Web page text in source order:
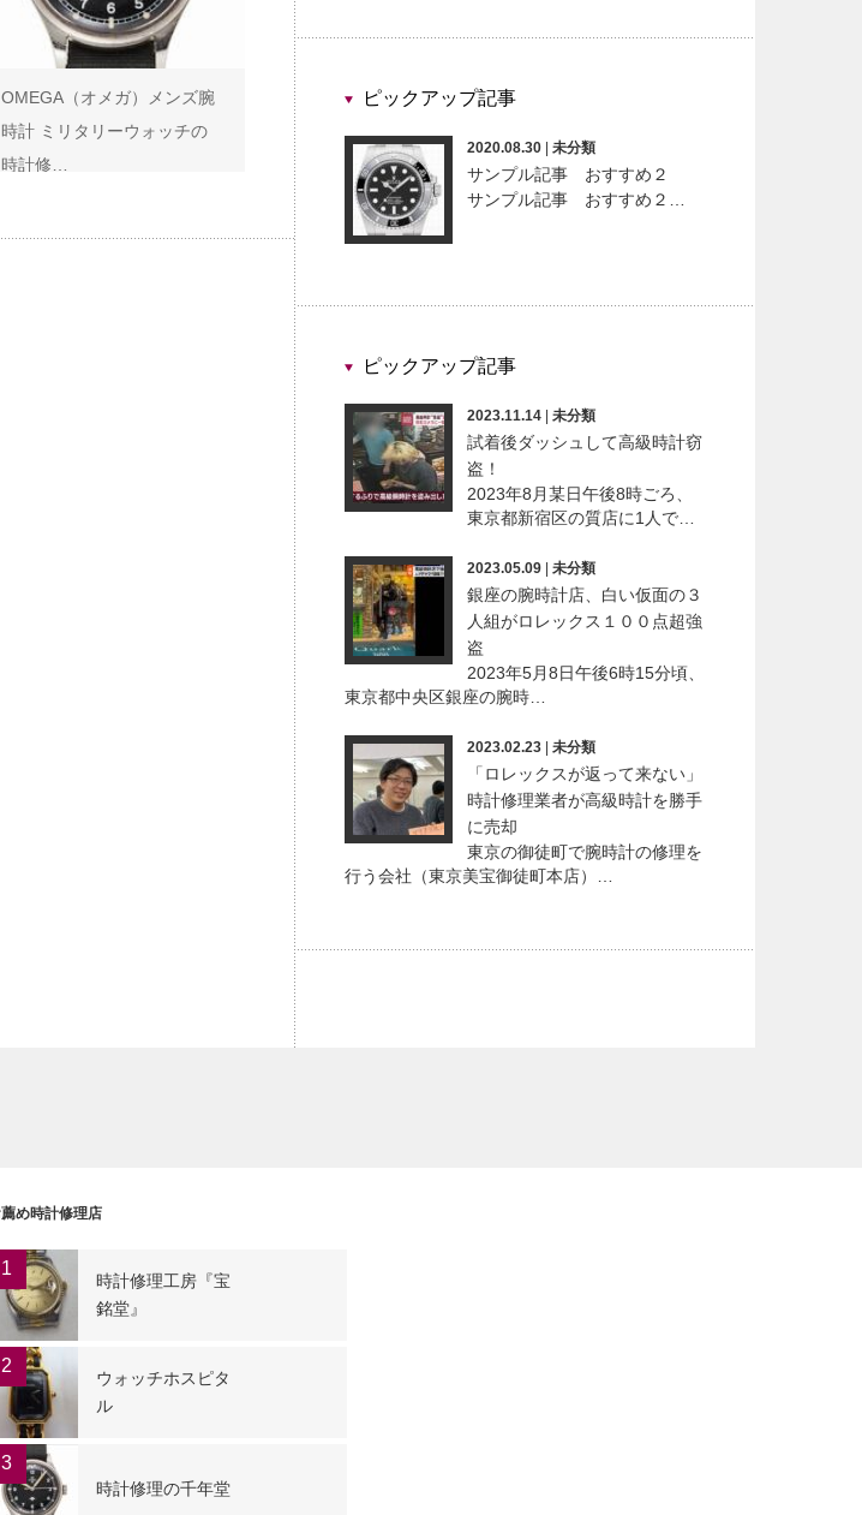
OMEGA（オメガ）メンズ腕
時計 ミリタリーウォッチの
時計修…
ピックアップ記事
2020.08.30 未分類
サンプル記事 おすすめ２
サンプル記事 おすすめ２…
ピックアップ記事
2023.11.14 未分類
試着後ダッシュして高級時計窃
盗！
2023年8月某日午後8時ごろ、
東京都新宿区の質店に1人で…
2023.05.09 未分類
銀座の腕時計店、白い仮面の３
人組がロレックス１００点超強
盗
2023年5月8日午後6時15分頃、
東京都中央区銀座の腕時…
2023.02.23 未分類
「ロレックスが返って来ない」
時計修理業者が高級時計を勝手
に売却
東京の御徒町で腕時計の修理を
行う会社（東京美宝御徒町本店）…
め時計修理店
1
時計修理工房『宝
銘堂』
2
ウォッチホスピタ
ル
3
時計修理の千年堂